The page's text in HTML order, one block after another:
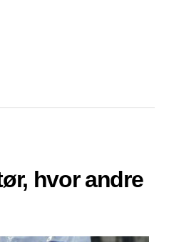
hvor andre